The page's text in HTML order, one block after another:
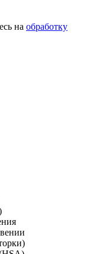
на обработку